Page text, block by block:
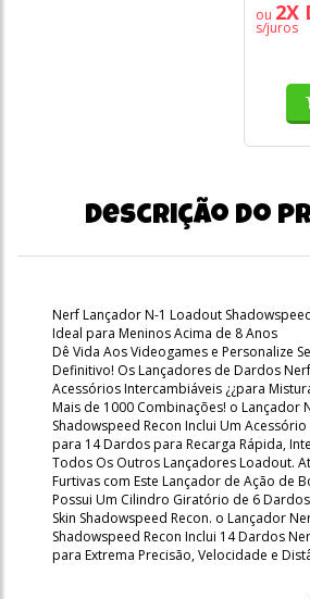
ou 2X
s/juros
Descrição do
Nerf Lançador N-1 Loadout
Ideal para Meninos Acima de 8 Anos
Dê Vida Aos Videogames e Personalize
Definitivo! Os Lançadores de Dardos
Acessórios Intercambiáveis ¿¿para
Mais de 1000 Combinações! o Lançador
Shadowspeed Recon Inclui Um
para 14 Dardos para Recarga Rápida,
Todos Os Outros Lançadores Loadout.
Furtivas com Este Lançador de Ação de
Possui Um Cilindro Giratório de 6
Skin Shadowspeed Recon. o Lançador
Shadowspeed Recon Inclui 14 Dardos
para Extrema Precisão, Velocidade e